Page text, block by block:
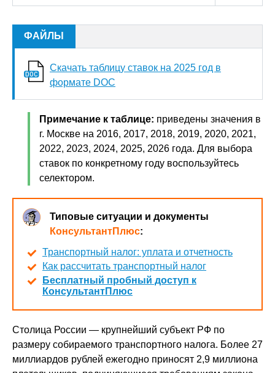
ФАЙЛЫ
Скачать таблицу ставок на 2025 год в
формате DOC
Примечание к таблице: приведены значения в
г. Москве на 2016, 2017, 2018, 2019, 2020, 2021,
2022, 2023, 2024, 2025, 2026 года. Для выбора
ставок по конкретному году воспользуйтесь
селектором.
Типовые ситуации и документы
КонсультантПлюс:
Транспортный налог: уплата и отчетность
Как рассчитать транспортный налог
Бесплатный пробный доступ к
КонсультантПлюс
Столица России — крупнейший субъект РФ по
размеру собираемого транспортного налога. Более 27
миллиардов рублей ежегодно приносят 2,9 миллиона